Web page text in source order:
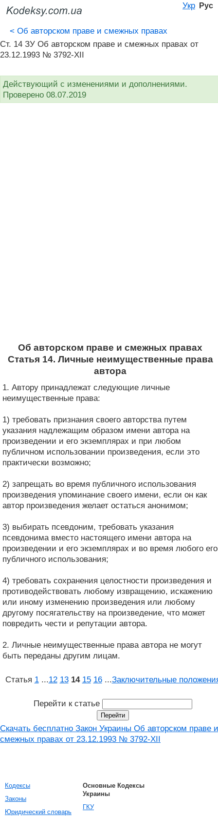
Укр Рус
< Об авторском праве и смежных правах
Ст. 14 ЗУ Об авторском праве и смежных правах от
23.12.1993 № 3792-XII
Действующий с изменениями и дополнениями.
Проверено 08.07.2019
Об авторском праве и смежных правах
Статья 14. Личные неимущественные права
автора
1. Автору принадлежат следующие личные
неимущественные права:
1) требовать признания своего авторства путем
указания надлежащим образом имени автора на
произведении и его экземплярах и при любом
публичном использовании произведения, если это
практически возможно;
2) запрещать во время публичного использования
произведения упоминание своего имени, если он как
автор произведения желает остаться анонимом;
3) выбирать псевдоним, требовать указания
псевдонима вместо настоящего имени автора на
произведении и его экземплярах и во время любого его
публичного использования;
4) требовать сохранения целостности произведения и
противодействовать любому извращению, искажению
или иному изменению произведения или любому
другому посягательству на произведение, что может
повредить чести и репутации автора.
2. Личные неимущественные права автора не могут
быть переданы другим лицам.
Статья 1 ...12 13 14 15 16 ...Заключительные
Перейти к статье
Скачать бесплатно Закон Украины Об авторском праве и
смежных правах от 23.12.1993 № 3792-XII
Кодексы
Законы
Юридический словарь
Основные Кодексы
Украины
ГКУ